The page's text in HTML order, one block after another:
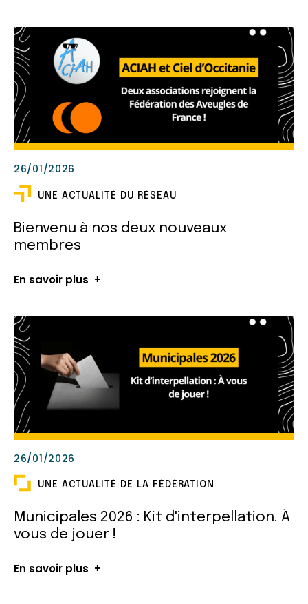
Bienvenu à nos deux nouveaux
membres
26/01/2026
UNE ACTUALITÉ DU RÉSEAU
En savoir plus
Municipales 2026 : Kit d'interpellation. À
vous de jouer !
26/01/2026
UNE ACTUALITÉ DE LA FÉDÉRATION
En savoir plus